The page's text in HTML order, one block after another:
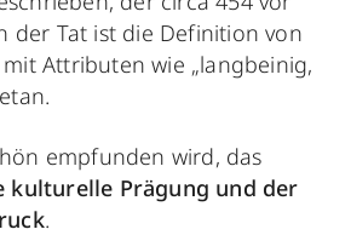
der Tat ist die Definition von
Attributen wie „langbeinig,
empfunden wird, das
kulturelle Prägung und der
.